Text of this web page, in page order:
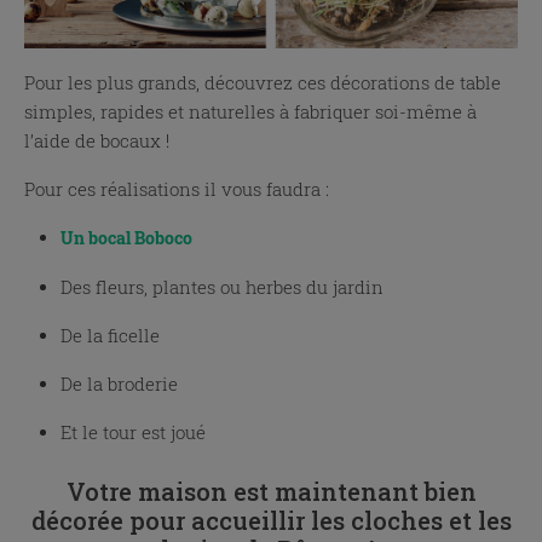
Pour les plus grands, découvrez ces décorations de table
simples, rapides et naturelles à fabriquer soi-même à
l’aide de bocaux !
Pour ces réalisations il vous faudra :
Un bocal Boboco
Des fleurs, plantes ou herbes du jardin
De la ficelle
De la broderie
Et le tour est joué
Votre maison est maintenant bien
décorée pour accueillir les cloches et les